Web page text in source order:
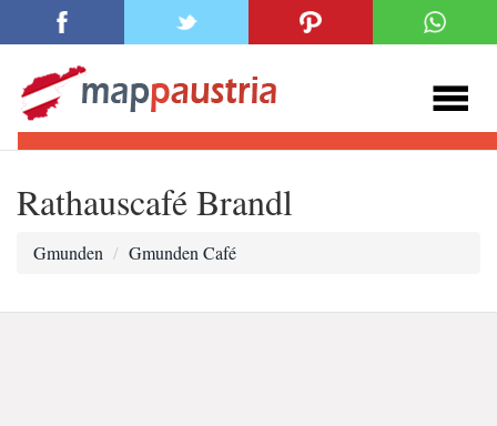
Rathauscafé Brandl
Gmunden Gmunden Café